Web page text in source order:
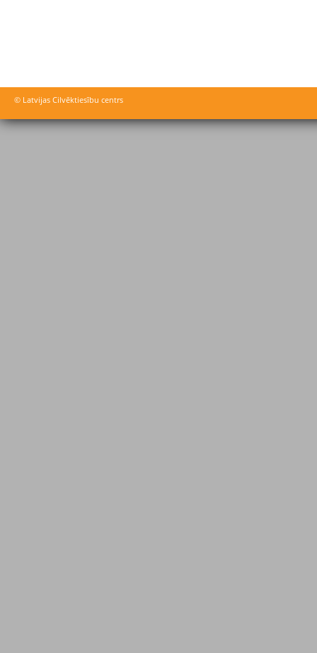
© Latvijas Cilvēktiesību centrs